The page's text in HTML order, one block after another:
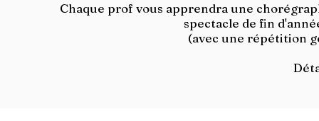
Chaque prof vous apprendra une
spectacle de fin
(avec une répétition